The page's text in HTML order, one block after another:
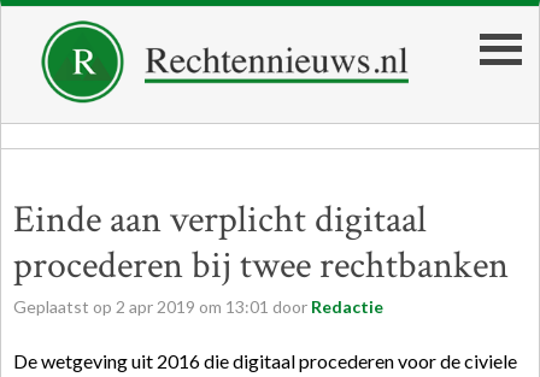
Einde aan verplicht digitaal
procederen bij twee rechtbanken
Geplaatst op 2 apr 2019 om 13:01 door Redactie
De wetgeving uit 2016 die digitaal procederen voor de civiele